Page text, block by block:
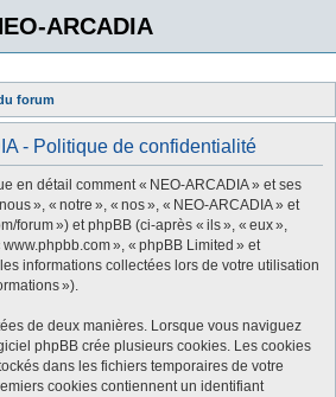
ARCADIA
forum
- Politique de confidentialité
en détail comment « NEO-ARCADIA » et ses
», « notre », « nos », « NEO-ARCADIA » et
forum ») et phpBB (ci-après « ils », « eux »,
», « phpBB Limited » et
informations collectées lors de votre utilisation
»).
de deux manières. Lorsque vous naviguez
phpBB crée plusieurs cookies. Les cookies
dans les fichiers temporaires de votre
cookies contiennent un identifiant